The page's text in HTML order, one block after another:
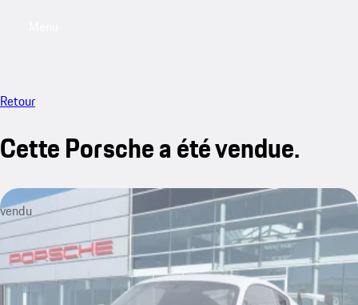
Retour
Cette Porsche a été vendue.
vendu